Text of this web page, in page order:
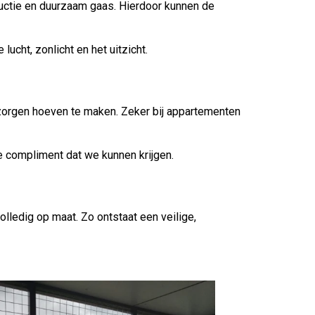
en duurzaam gaas. Hierdoor kunnen de
lucht, zonlicht en het uitzicht.
hoeven te maken. Zeker bij appartementen
dat we kunnen krijgen.
op maat. Zo ontstaat een veilige,